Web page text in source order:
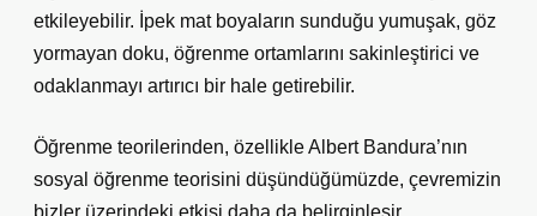
etkileyebilir. İpek mat boyaların sunduğu yumuşak, göz
yormayan doku, öğrenme ortamlarını sakinleştirici ve
odaklanmayı artırıcı bir hale getirebilir.
Öğrenme teorilerinden, özellikle Albert Bandura’nın
sosyal öğrenme teorisini düşündüğümüzde, çevremizin
bizler üzerindeki etkisi daha da belirginleşir.